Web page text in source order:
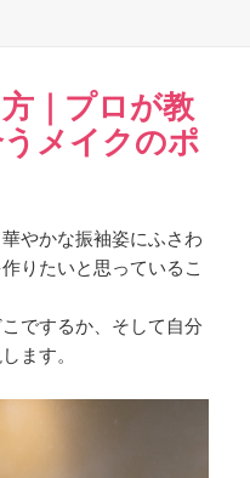
｜プロが教
メイクのポ
やかな振袖姿にふさわ
りたいと思っているこ
でするか、そして自分
ます。